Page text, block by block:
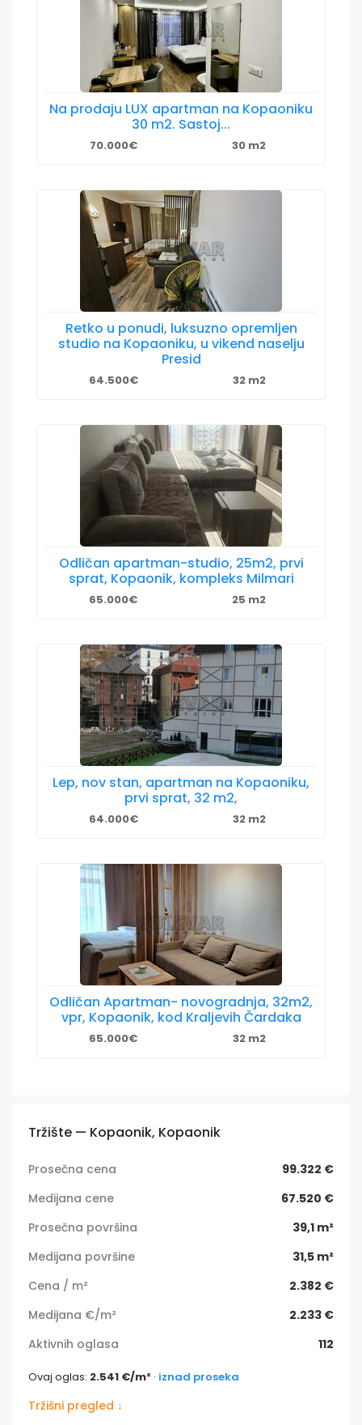
Na prodaju LUX apartman na Kopaoniku
30 m2. Sastoj...
70.000€ 30 m2
Retko u ponudi, luksuzno opremljen
studio na Kopaoniku, u vikend naselju
Presid
64.500€ 32 m2
Odličan apartman-studio, 25m2, prvi
sprat, Kopaonik, kompleks Milmari
65.000€ 25 m2
Lep, nov stan, apartman na Kopaoniku,
prvi sprat, 32 m2,
64.000€ 32 m2
Odličan Apartman- novogradnja, 32m2,
vpr, Kopaonik, kod Kraljevih Čardaka
65.000€ 32 m2
Tržište — Kopaonik, Kopaonik
Prosečna cena
99.322 €
Medijana cene
67.520 €
Prosečna površina
39,1 m²
Medijana površine
31,5 m²
Cena / m²
2.382 €
Medijana €/m²
2.233 €
Aktivnih oglasa
112
Ovaj oglas: 2.541 €/m² · iznad proseka
Tržišni pregled ↓